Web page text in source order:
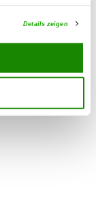
Details zeigen